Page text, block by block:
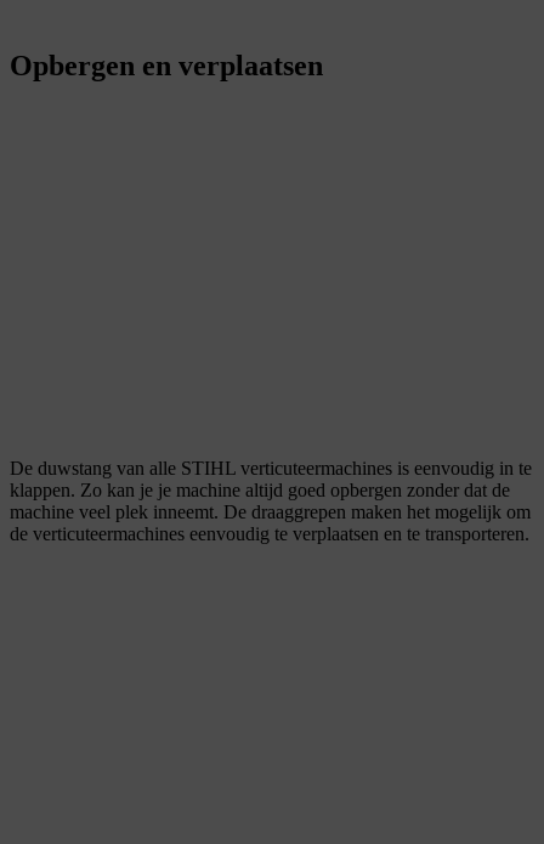
Opbergen en verplaatsen
De duwstang van alle STIHL verticuteermachines is eenvoudig in te
klappen. Zo kan je je machine altijd goed opbergen zonder dat de
machine veel plek inneemt. De draaggrepen maken het mogelijk om
de verticuteermachines eenvoudig te verplaatsen en te transporteren.